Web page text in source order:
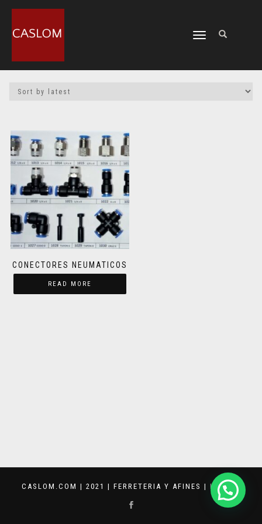
CAMBIAR
CONECTORES NEUMATICOS
READ MORE
CASLOM.COM | 2021 | FERRETERIA Y AFINES | KEVVAR